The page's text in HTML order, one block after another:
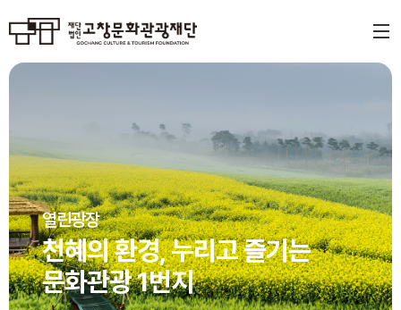
열린광장
천혜의 환경, 누리고 즐기는
문화관광 1번지